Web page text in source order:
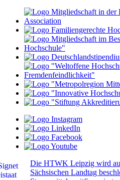
Die HTWK Leipzig wird
Sächsischen Landtag